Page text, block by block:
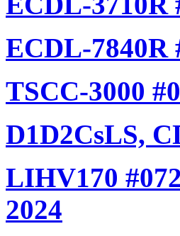
ECDL-7840R
TSCC-3000
D1D2CsLS,
LIHV170
2024